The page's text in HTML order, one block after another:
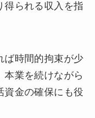
得られる収入を指
ば時間的拘束が少
本業を続けながら
資金の確保にも役